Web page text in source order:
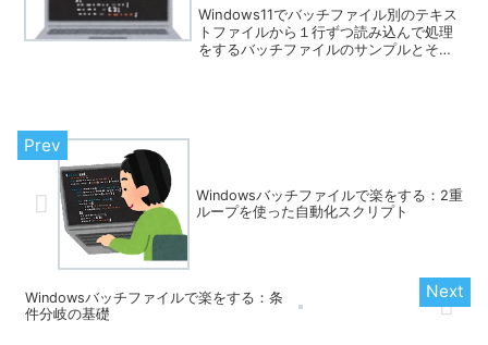
Windows11でバッチファイル別のテキス
トファイルから１行ずつ読み込んで処理
をするバッチファイルのサンプルとその
Windowsバッチファイルで楽をする：2重
ループを使った自動化スクリプト
Windowsバッチファイルで楽をする：条
件分岐の基礎